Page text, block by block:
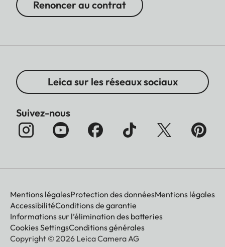
Renoncer au contrat
Leica sur les réseaux sociaux
Suivez-nous
Mentions légalesProtection des donnéesMentions légales
AccessibilitéConditions de garantie
Informations sur l’élimination des batteries
Cookies SettingsConditions générales
Copyright © 2026 Leica Camera AG